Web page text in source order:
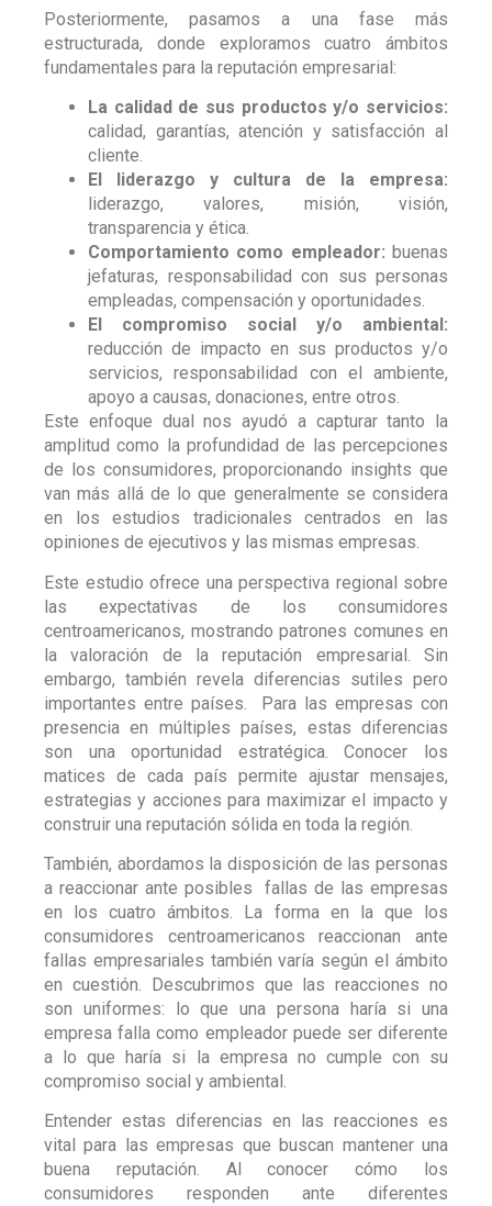
Posteriormente, pasamos a una fase más
estructurada, donde exploramos cuatro ámbitos
fundamentales para la reputación empresarial:
La calidad de sus productos y/o servicios:
calidad, garantías, atención y satisfacción al
cliente.
El liderazgo y cultura de la empresa:
liderazgo, valores, misión, visión,
transparencia y ética.
Comportamiento como empleador: buenas
jefaturas, responsabilidad con sus personas
empleadas, compensación y oportunidades.
El compromiso social y/o ambiental:
reducción de impacto en sus productos y/o
servicios, responsabilidad con el ambiente,
apoyo a causas, donaciones, entre otros.
Este enfoque dual nos ayudó a capturar tanto la
amplitud como la profundidad de las percepciones
de los consumidores, proporcionando insights que
van más allá de lo que generalmente se considera
en los estudios tradicionales centrados en las
opiniones de ejecutivos y las mismas empresas.
Este estudio ofrece una perspectiva regional sobre
las expectativas de los consumidores
centroamericanos, mostrando patrones comunes en
la valoración de la reputación empresarial. Sin
embargo, también revela diferencias sutiles pero
importantes entre países. Para las empresas con
presencia en múltiples países, estas diferencias
son una oportunidad estratégica. Conocer los
matices de cada país permite ajustar mensajes,
estrategias y acciones para maximizar el impacto y
construir una reputación sólida en toda la región.
También, abordamos la disposición de las personas
a reaccionar ante posibles fallas de las empresas
en los cuatro ámbitos. La forma en la que los
consumidores centroamericanos reaccionan ante
fallas empresariales también varía según el ámbito
en cuestión. Descubrimos que las reacciones no
son uniformes: lo que una persona haría si una
empresa falla como empleador puede ser diferente
a lo que haría si la empresa no cumple con su
compromiso social y ambiental.
Entender estas diferencias en las reacciones es
vital para las empresas que buscan mantener una
buena reputación. Al conocer cómo los
consumidores responden ante diferentes